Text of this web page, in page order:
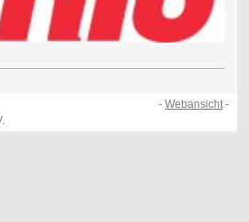
-Webansicht-